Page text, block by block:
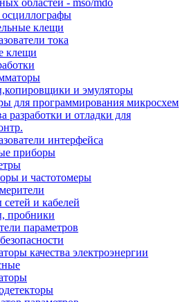
клещи
тока
клещи
и эмуляторы
для программирования микросхем
разработки и отладки для
интерфейса
приборы
и частотомеры
сетей и кабелей
пробники
параметров
качества электроэнергии